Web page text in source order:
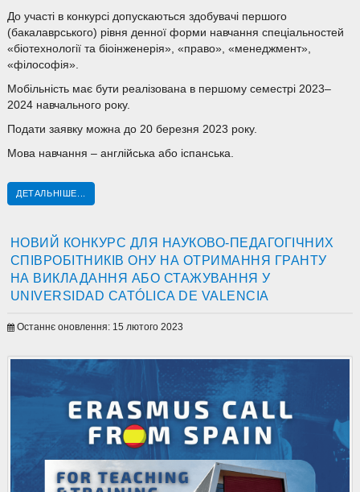
До участі в конкурсі допускаються здобувачі першого
(бакалаврського) рівня денної форми навчання спеціальностей
«біотехнології та біоінженерія», «право», «менеджмент»,
«філософія».
Мобільність має бути реалізована в першому семестрі 2023–
2024 навчального року.
Подати заявку можна до 20 березня 2023 року.
Мова навчання – англійська або іспанська.
ДЕТАЛЬНІШЕ...
НОВИЙ КОНКУРС ДЛЯ НАУКОВО-ПЕДАГОГІЧНИХ
СПІВРОБІТНИКІВ ОНУ НА ОТРИМАННЯ ГРАНТУ
НА ВИКЛАДАННЯ АБО СТАЖУВАННЯ У
UNIVERSIDAD CATÓLICA DE VALENCIA
Останнє оновлення: 15 лютого 2023